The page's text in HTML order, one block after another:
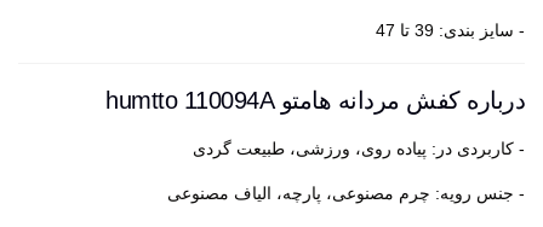
- سایز بندی: 39 تا 47
درباره کفش مردانه هامتو humtto 110094A
- کاربردی در: پیاده روی، ورزشی، طبیعت گردی
- جنس رویه: چرم مصنوعی، پارچه، الیاف مصنوعی